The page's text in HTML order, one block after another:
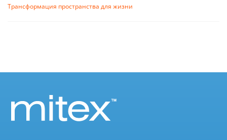
Трансформация пространства для жизни